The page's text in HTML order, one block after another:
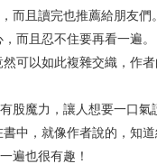
而且讀完也推薦給朋友們。
而且忍不住要再看一遍。
然可以如此複雜交織，作
股魔力，讓人想要一口氣
書中，就像作者說的，知
遍也很有趣！